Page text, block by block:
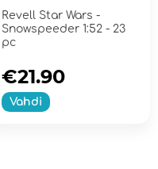
Revell Star Wars -
Snowspeeder 1:52 - 23
pc
Vahdi
€21.90